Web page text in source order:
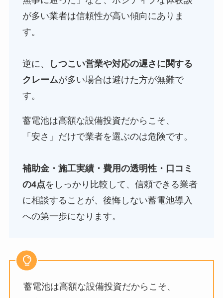
が多い業者は信頼性が高い傾向にありま
す。
逆に、
しつこい営業や対応の遅さに関する
クレームが多い場合は避けた方が無難で
す。
蓄電池は高額な設備投資だからこそ、
「安さ」だけで業者を選ぶのは危険です。
補助金・施工実績・費用の透明性・口コミ
の4点をしっかり比較して、信頼できる業者
に相談することが、後悔しない蓄電池導入
への第一歩になります。
蓄電池は高額な設備投資だからこそ、